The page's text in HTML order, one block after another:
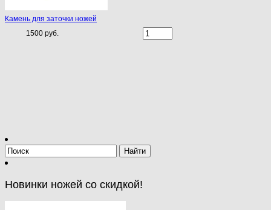
Камень для заточки ножей
1500 руб.
Новинки ножей со скидкой!